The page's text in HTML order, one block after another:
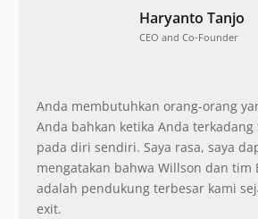
Haryanto Tanjo
CEO and Co-Founder
Anda membutuhkan orang-orang
Anda bahkan ketika Anda terkadang
pada diri sendiri. Saya rasa, saya
mengatakan bahwa Willson dan tim
adalah pendukung terbesar kami
exit.